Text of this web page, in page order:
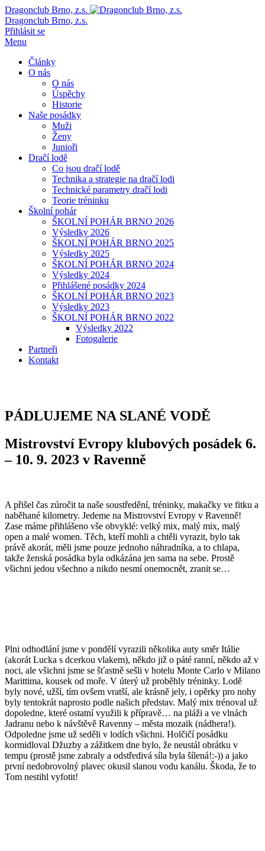
Dragonclub Brno, z.s.
Dragonclub Brno, z.s.
Přihlásit se
Menu
Články
O nás
O nás
Úspěchy
Historie
Naše posádky
Muži
Ženy
Junioři
Dračí lodě
Co jsou dračí lodě
Technika a strategie na dračí lodi
Technické parametry dračí lodi
Teorie tréninku
Školní pohár
ŠKOLNÍ POHÁR BRNO 2026
Výsledky 2026
ŠKOLNÍ POHÁR BRNO 2025
Výsledky 2025
ŠKOLNÍ POHÁR BRNO 2024
Výsledky 2024
Přihlášené posádky 2024
ŠKOLNÍ POHÁR BRNO 2023
Výsledky 2023
ŠKOLNÍ POHÁR BRNO 2022
Výsledky 2022
Fotogalerie
Partneři
Kontakt
PÁDLUJEME NA SLANÉ VODĚ
Mistrovství Evropy klubových posádek 6.
– 10. 9. 2023 v Ravenně
A přišel čas zúročit ta naše soustředění, tréninky, makačky ve fitku a
naběhané kilometry. Jedeme na Mistrovství Evropy v Ravenně!
Zase máme přihlášeno vše obvyklé: velký mix, malý mix, malý
open a malé women. Těch, kteří mohli a chtěli vyrazit, bylo tak
právě akorát, měli jsme pouze jednoho náhradníka, a to chlapa,
takže ženská posádka byla odkázána jen sama na sebe. Prostě
všichni jedou všechno a nikdo nesmí onemocnět, zranit se…
Plni odhodlání jsme v pondělí vyrazili několika auty směr Itálie
(akorát Lucka s dcerkou vlakem), někdo již o páté ranní, někdo až v
noci, ale všichni jsme se šťastně sešli v hotelu Monte Carlo v Milano
Marittima, kousek od moře. V úterý už proběhly tréninky. Lodě
byly nové, užší, tím ovšem vratší, ale krásně jely, i opěrky pro nohy
byly tentokrát naprosto podle našich představ. Malý mix trénoval už
dopoledne, které ostatní využili k přípravě… na pláži a ve vlnách
Jadranu nebo k návštěvě Ravenny – města mozaik (nádhera!).
Odpoledne jsme už seděli v lodích všichni. Holčičí posádku
kormidloval Džuzby a zážitkem dne bylo, že neustál obrátku v
tempu (prostě jsme zabraly a odstředivá síla byla šílená!:-)) a jako
první nedobrovolný plavec okusil slanou vodu kanálu. Škoda, že to
Tom nestihl vyfotit!